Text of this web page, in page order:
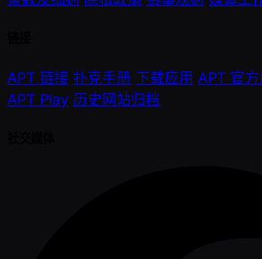
APT 链接 扑克手册 下载应用 APT 官
APT Play 历史网站归档